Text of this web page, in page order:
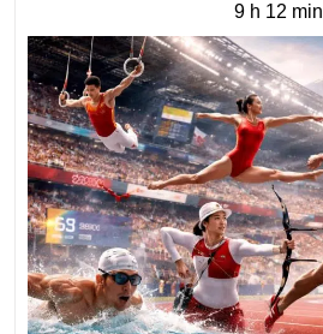
2026
9 h 12 min